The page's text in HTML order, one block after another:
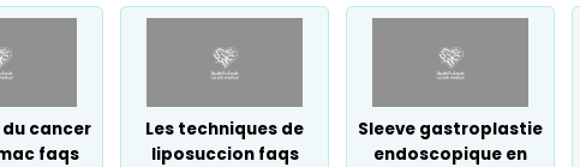
cancer
faqs
Les techniques de
liposuccion faqs
Sleeve gastroplastie
endoscopique en